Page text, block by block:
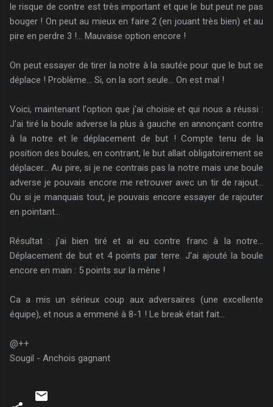
le risque de contre est très important et que le but peut ne pas
bouger ! On peut au mieux en faire 2 (en jouant très bien) et au
pire en perdre 3 !... Mauvaise option encore !
On peut essayer de tirer la notre à la sautée pour que le but se
déplace ! Problème... Si, on la sort seule... On est mal !
Voici, maintenant l'option que j'ai choisie et qui nous a réussi :
J'ai tiré la boule adverse la plus à gauche en annonçant contre
à la notre et le déplacement de but ! Compte tenu de la
position des boules, en contrant, le but allait obligatoirement se
déplacer... Au pire, si je ne contrais pas la notre mais une boule
adverse je pouvais encore me retrouver avec un tir de rajout...
Ou si je manquais tout, je pouvais encore essayer de rajouter
en pointant...
Résultat : j'ai bien tiré et ai eu contre franc à la notre...
Déplacement de but et 4 points par terre. J'ai ajouté la boule
encore en main : 5 points sur la mène !
Ca a mis un sérieux coup aux adversaires (une excellente
équipe), et nous a emmené à 8-1 ! Le break était fait...
@++
Sougil - Anchois gagnant